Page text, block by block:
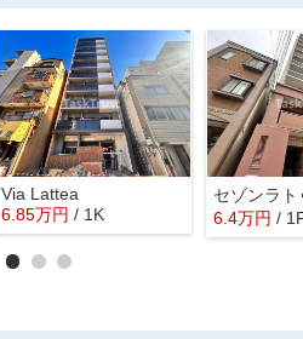
Via Lattea
6.85万円 / 1K 6.4万円 /